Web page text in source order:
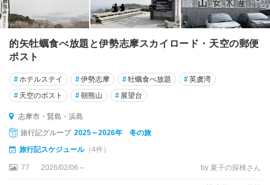
的矢牡蠣食べ放題と伊勢志摩スカイロード・天空の郵便
ポスト
#ホテルステイ #伊勢志摩 #牡蠣食べ放題 #英虞湾
# 天空のポスト #朝熊山 # 展望台
志摩市・賢島・浜島
旅行記グループ 2025～2026年 冬の旅
旅行記スケジュール（4件）
77 2026/02/06～ by 夏子の探検さん